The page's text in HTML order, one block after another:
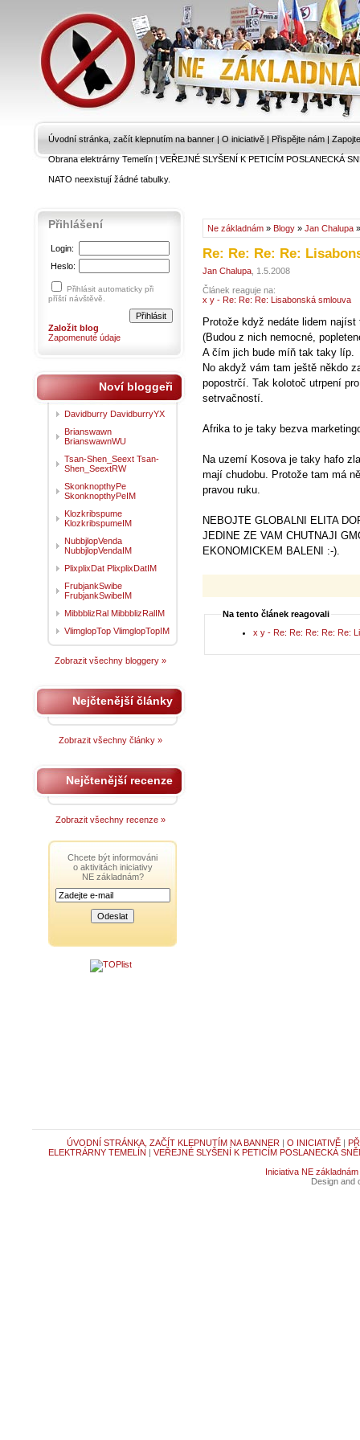
Úvodní stránka, začít klepnutím na banner | O iniciativě | Přispějte nám |
Obrana elektrárny Temelín|VEŘEJNÉ SLYŠENÍ K PETICÍM POSLANECKÁ
NATO neexistují žádné tabulky.
Ne základnám » Blogy » Jan Chalupa
Re: Re: Re: Re:
Jan Chalupa , 1.5.2008
Článek reaguje na:
x y - Re: Re: Re: Lisabonská smlouva
Protože když nedáte lidem
(Budou z nich nemocné,
A čím jich bude míň tak taky líp.
No akdyž vám tam ještě někdo
popostrčí. Tak kolotoč utrpení
setrvačností.
Afrika to je taky bezva
Na uzemí Kosova je taky hafo
mají chudobu. Protože tam má
pravou ruku.
NEBOJTE GLOBALNI ELITA
JEDINE ZE VAM CHUTNAJI
EKONOMICKEM BALENI :-).
Na tento článek reagovali
x y - Re: Re: Re: Re: Re:
Přihlášení
Login:
Heslo:
Přihlásit automaticky při
příští návštěvě.
Založit blog
Zapomenuté údaje
Noví bloggeři
Davidburry DavidburryYX
Brianswawn
BrianswawnWU
Tsan-Shen_Seext Tsan-
Shen_SeextRW
SkonknopthyPe
SkonknopthyPeIM
Klozkribspume
KlozkribspumeIM
NubbjlopVenda
NubbjlopVendaIM
PlixplixDat PlixplixDatIM
FrubjankSwibe
FrubjankSwibeIM
MibbblizRal MibbblizRalIM
VlimglopTop VlimglopTopIM
Zobrazit všechny bloggery »
Nejčtenější články
Zobrazit všechny články »
Nejčtenější recenze
Zobrazit všechny recenze »
Chcete být informováni
o aktivitách iniciativy
NE základnám?
ÚVODNÍ STRÁNKA, ZAČÍT KLEPNUTÍM NA BANNER | O INICIATIVĚ|
ELEKTRÁRNY TEMELÍN | VEŘEJNÉ SLYŠENÍ K PETICÍM POSLANECKÁ
Iniciativa NE základnám
Design and